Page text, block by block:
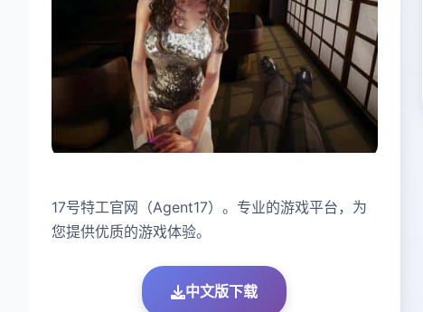
17号特工官网（Agent17）。专业的游戏平台，为
您提供优质的游戏体验。
中文版下载